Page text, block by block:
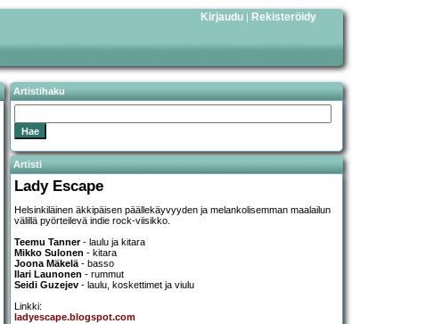
Kirjaudu | Rekisteröidy
Artistihaku
Artisti
Lady Escape
Helsinkiläinen äkkipäisen päällekäyvyyden ja melankolisemman maalailun
välillä pyörteilevä indie rock-viisikko.
Teemu Tanner- laulu ja kitara
Mikko Sulonen - kitara
Joona Mäkelä- basso
Ilari Launonen - rummut
Seidi Guzejev - laulu, koskettimet ja viulu
Linkki:
ladyescape.blogspot.com